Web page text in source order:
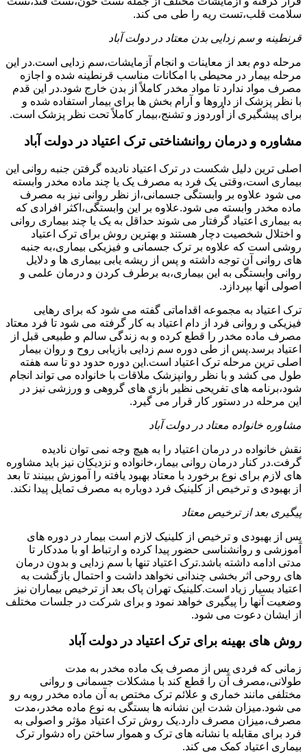
سلامت قلب،تست ریه را طی می کند.
قرنطینه و سم زدایی بدن معتاد در دولت آباد
مرحله دوم بعد از معاینات و انجام آزمایشات،سم زدایی است.در این
مرحله بیمار در محیطی با امکانات مناسب قرنطینه شده و اجازه
مصرف مواد ندارد تا مواد مخدر کاملاً از بدن خارج شود.در این قدم
با نظر پزشک از داروها و آرام بخش ها برای بیمار استفاده شده و
برای پیشگیری از اُوردوز و تشنج،بیمار کاملاً تحت نظر پزشک است.
مشاوره و درمان روانشناختی ترک اعتیاد در دولت آباد
اصلی ترین دلیل شکست در ترک اعتیاد نادیده گرفتن جنبه روانی این
بیماری است،وقتی یک فرد به مصرف یک یا چند ماده مخدر وابسته
می شود علاوه بر وابستگی جسمانی،از نظر روانی نیز به مصرف
ماده مخدر وابسته می شود.علاوه بر این وابستگی،اکثر افرادی که
به بیماری اعتیاد گرفتار می شوند حداقل به یک یا چند بیماری روانی
و اختلال شخصیت دچار هستند و بهترین روش برای ترک اعتیاد
روشی است که علاوه بر ترک جسمانی و فیزیکی بیماری،به جنبه
های روانی آن توجه داشته و پس از ریشه یابی بیماری ها و دلایل
روانی وابستگی به این بیماری،به برطرف کردن و درمان علمی و
اصولی آنها بپردازد.
ترک اعتیاد به مجموعه اقداماتی گفته می شود که برای رهایی
فیزیکی و روانی فرد از دام اعتیاد به کار گرفته می شود تا فرد معتاد
مصرف ماده مخدر را قطع کرده و به زندگی سالم و طبیعی قبل از
اعتیاد برسد.پس از طی دوره سم زدایی بازیابی روح و روان بیمار
اصلی ترین مرحله ترک اعتیاد است.این دوره حدود دو تا سه هفته
طول می کشد و با نظر روانپزشک ملاقات با خانواده می تواند انجام
شود،برنامه های تفریحی نظیر بازی های گروهی و ورزشی نیز در
این مرحله در دستور کار قرار می گیرد.
مشاوره خانواده معتاد در دولت آباد
نقش خانواده در درمان اعتیاد را به هیچ وجه نمی توان نادیده
گرفت.در کنار درمان روانی بیمار،خانواده و نزدیکان نیز باید مشاوره
های لازم برای نوع برخورد با معتاد بهبود یافته را آموزش ببینند تا بعد
از بهبودی و ترخیص از کلینیک فرد دوباره به مصرف تمایل پیدا نکند.
پیگیری بعد از ترخیص معتاد
پس از بهبودی و ترخیص از کلینیک لازم است بیمار در دوره های
آموزشی و روانشناسی حضور پیدا کرده و ارتباط او با مددکار تا
مدتی ادامه داشته باشد.ترک اعتیاد تنها با سم زدایی و بدون درمان
های روحی اثر بخشی چندانی نخواهد داشت و احتمال بازگشت به
اعتیاد بسیار زیاد است.کلینیک تهران پاک بعد از ترخیص بیماران نیز
وضعیت آنها را پیگیری خواهد نمود و برای شرکت در جلسات مختلف
از ایشان دعوت می شود.
روش های بهینه برای ترک اعتیاد در دولت آباد
زمانی که فردی پس از مصرف یک ماده مخدر به مدت
طولانی،مصرف آن را قطع کند با مشکلات جسمانی و روانی
مختلفی مانند خماری و علائم ترک مختص به آن ماده مخدر روبه رو
می شود.میزان شدت این نشانه ها بستگی به نوع ماده مخدر،مدت
مصرف،میزان مصرف دارد.یک روش ترک اعتیاد مؤثر و اصولی به
فرد برای مقابله با نشانه های ترک و هموار ساختن راه دشوار ترک
بیماری اعتیاد کمک می کند.